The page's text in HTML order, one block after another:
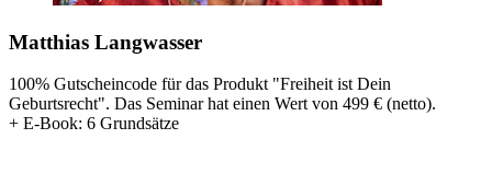
Matthias Langwasser
100% Gutscheincode für das Produkt "Freiheit ist Dein
Geburtsrecht". Das Seminar hat einen Wert von 499 € (netto).
+ E-Book: 6 Grundsätze